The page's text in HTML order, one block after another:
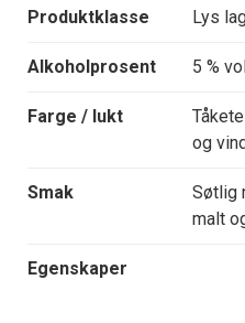
Produktklasse Lys
Alkoholprosent 5 %
Farge / lukt
og
Smak
Søtlig
malt
Egenskaper